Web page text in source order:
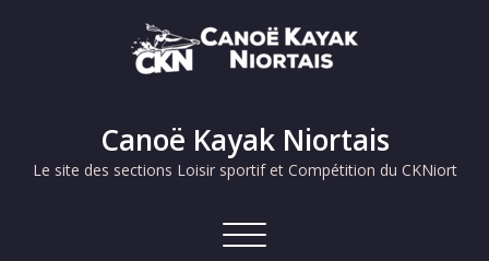
Canoë Kayak Niortais
Le site des sections Loisir sportif et Compétition du CKNiort
Afficher/masquer